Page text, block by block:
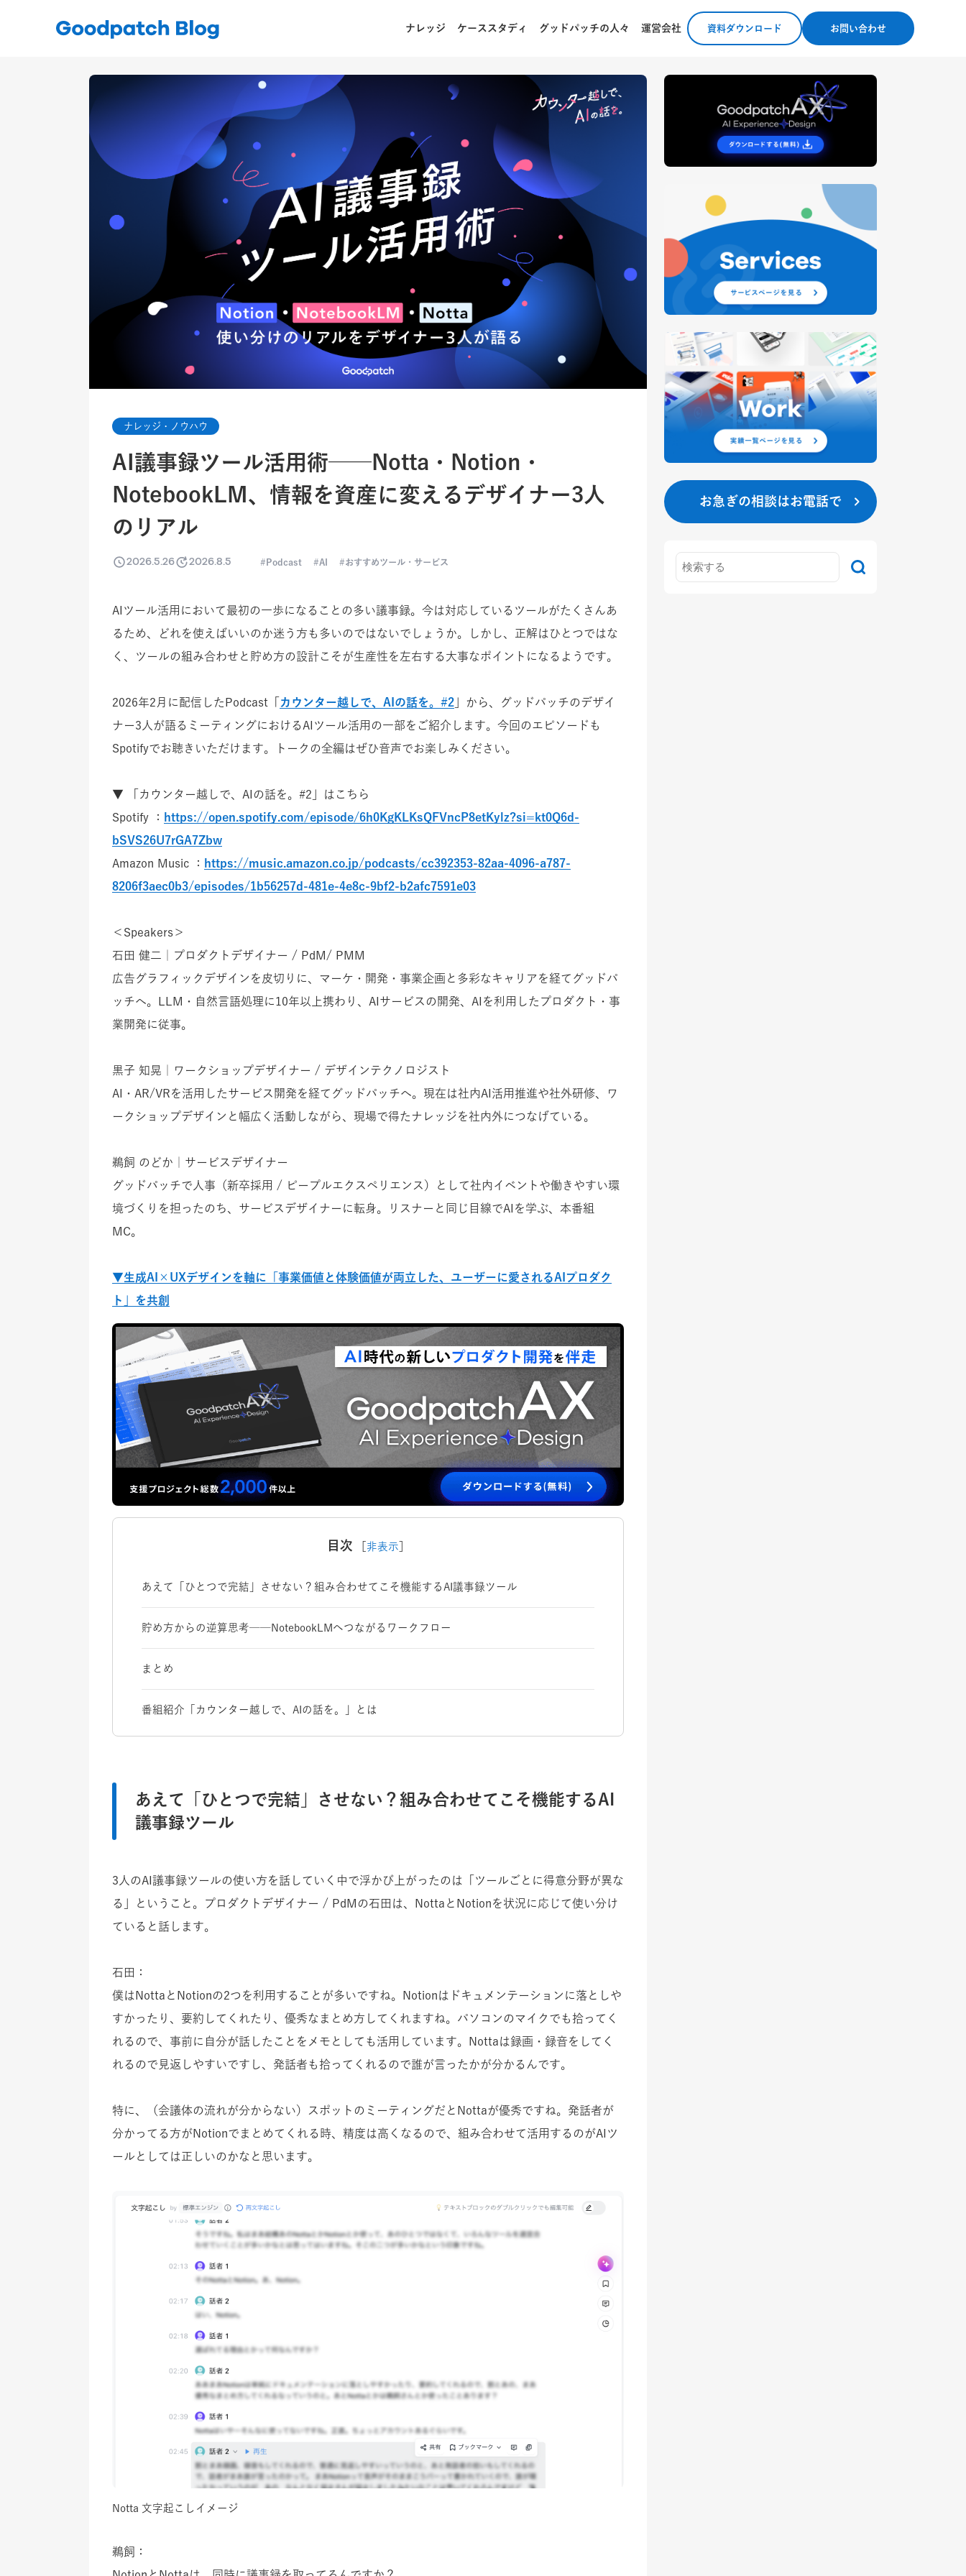
ナレッジ ケーススタディ グッドパッチの人々 運営会社 資料ダウンロード お問い合わせ
ナレッジ・ノウハウ
AI議事録ツール活用術──Notta・Notion・
NotebookLM、情報を資産に変えるデザイナー3人
のリアル
2026.5.26 2026.8.5 Podcast AI おすすめツール・サービス
AIツール活用において最初の一歩になることの多い議事録。今は対応しているツールがたくさんあ
るため、どれを使えばいいのか迷う方も多いのではないでしょうか。しかし、正解はひとつではな
く、ツールの組み合わせと貯め方の設計こそが生産性を左右する大事なポイントになるようです。
2026年2月に配信したPodcast「 カウンター越しで、AIの話を。#2 」から、グッドパッチのデザイ
ナー3人が語るミーティングにおけるAIツール活用の一部をご紹介します。 今回のエピソードも
Spotifyでお聴きいただけます。トークの全編はぜひ音声でお楽しみください。
▼ 「カウンター越しで、AIの話を。#2」はこちら
Spotify ：
https://open.spotify.com/episode/6h0KgKLKsQFVncP8etKylz?si=kt0Q6d-
bSVS26U7rGA7Zbw
Amazon Music ：
https://music.amazon.co.jp/podcasts/cc392353-82aa-4096-a787-
8206f3aec0b3/episodes/1b56257d-481e-4e8c-9bf2-b2afc7591e03
＜Speakers＞
石田 健二｜プロダクトデザイナー / PdM/ PMM
広告グラフィックデザインを皮切りに、マーケ・開発・事業企画と多彩なキャリアを経てグッドパ
ッチへ。LLM・自然言語処理に10年以上携わり、AIサービスの開発、AIを利用したプロダクト・事
業開発に従事。
黒子 知晃｜ワークショップデザイナー / デザインテクノロジスト
AI・AR/VRを活用したサービス開発を経てグッドパッチへ。現在は社内AI活用推進や社外研修、ワ
ークショップデザインと幅広く活動しながら、現場で得たナレッジを社内外につなげている。
鵜飼 のどか｜サービスデザイナー
グッドパッチで人事（新卒採用 / ピープルエクスペリエンス）として社内イベントや働きやすい環
境づくりを担ったのち、サービスデザイナーに転身。リスナーと同じ目線でAIを学ぶ、本番組
MC。
▼生成AI×UXデザインを軸に「事業価値と体験価値が両立した、ユーザーに愛されるAIプロダク
ト」を共創
目次 非表示
あえて「ひとつで完結」させない？組み合わせてこそ機能するAI議事録ツール
貯め方からの逆算思考──NotebookLMへつながるワークフロー
まとめ
番組紹介「カウンター越しで、AIの話を。」とは
あえて「ひとつで完結」させない？組み合わせてこそ機能するAI
議事録ツール
3人のAI議事録ツールの使い方を話していく中で浮かび上がったのは「ツールごとに得意分野が異な
る」ということ。プロダクトデザイナー / PdMの石田は、NottaとNotionを状況に応じて使い分け
ていると話します。
石田：
僕はNottaとNotionの2つを利用することが多いですね。Notionはドキュメンテーションに落としや
すかったり、要約してくれたり、優秀なまとめ方してくれますね。パソコンのマイクでも拾ってく
れるので、事前に自分が話したことをメモとしても活用しています。Nottaは録画・録音をしてく
れるので見返しやすいですし、発話者も拾ってくれるので誰が言ったかが分かるんです。
特に、（会議体の流れが分からない）スポットのミーティングだとNottaが優秀ですね。発話者が
分かってる方がNotionでまとめてくれる時、精度は高くなるので、組み合わせて活用するのがAIツ
ールとしては正しいのかなと思います。
Notta 文字起こしイメージ
鵜飼：
お急ぎの相談はお電話で